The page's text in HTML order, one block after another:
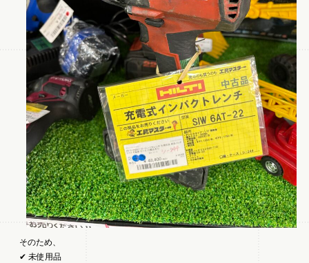
そのため、
✔ 未使用品